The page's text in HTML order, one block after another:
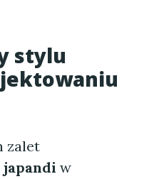
stylu
zalet
w